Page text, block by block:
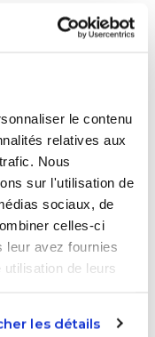
le contenu
relatives aux
Nous
sur l'utilisation de
sociaux, de
celles-ci
leur avez fournies
de leurs
les détails
:
et
de travail
matières.
préparer :